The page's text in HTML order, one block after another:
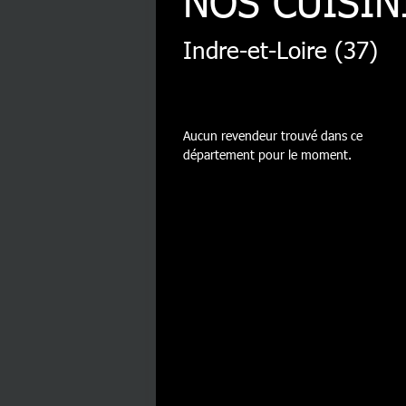
Indre-et-Loire (37)
Aucun revendeur trouvé dans ce
département pour le moment.